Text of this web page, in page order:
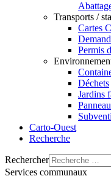
Transports /
Cartes
Permis
Déchets
Jardins
Carto-Ouest
Recherche
Rechercher
Services communaux